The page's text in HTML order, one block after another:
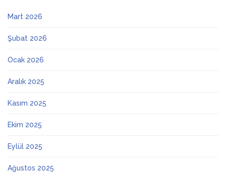
Mart 2026
Şubat 2026
Ocak 2026
Aralık 2025
Kasım 2025
Ekim 2025
Eylül 2025
Ağustos 2025